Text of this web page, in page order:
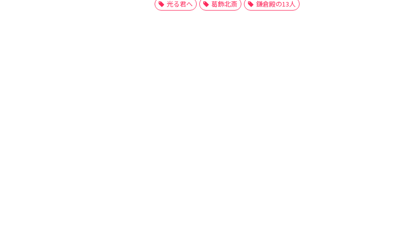
光る君へ 葛飾北斎 鎌倉殿の13人